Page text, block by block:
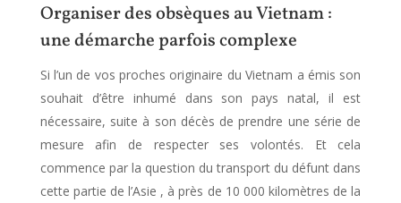
Organiser des obsèques au Vietnam :
une démarche parfois complexe
Si l’un de vos proches originaire du Vietnam a émis son
souhait d’être inhumé dans son pays natal, il est
nécessaire, suite à son décès de prendre une série de
mesure afin de respecter ses volontés. Et cela
commence par la question du transport du défunt dans
cette partie de l’Asie , à près de 10 000 kilomètres de la